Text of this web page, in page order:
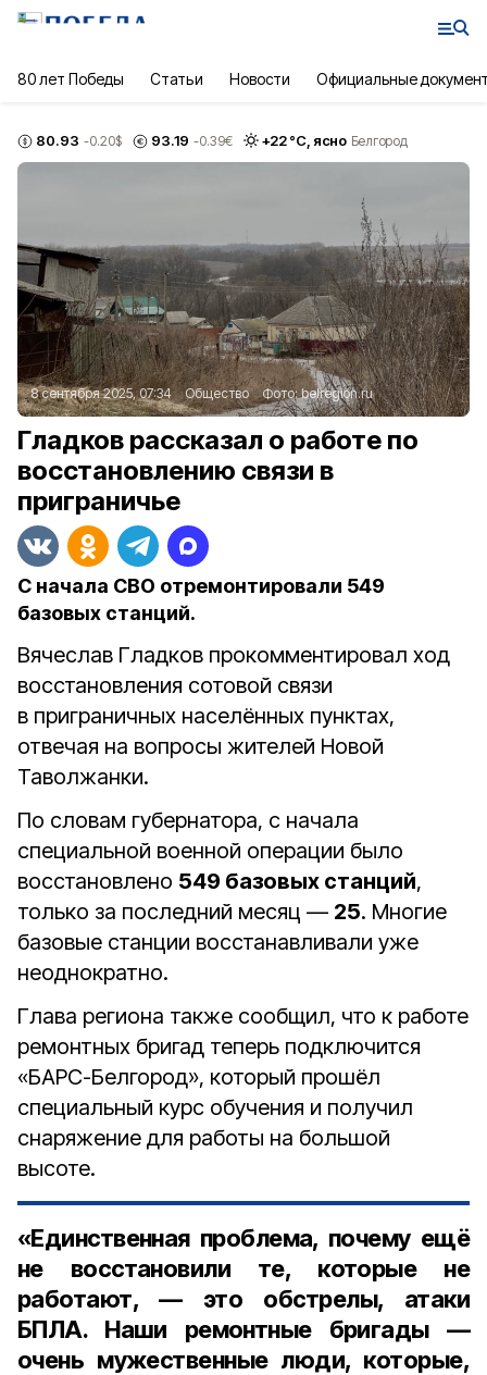
80 лет Победы Статьи Новости Официальные
80.93 -0.20$ 93.19 -0.39€ +22°С, ясно Белгород
8 сентября 2025, 07:34 Общество Фото:belregion.ru
Гладков рассказал о работе по
восстановлению связи в
приграничье
С начала СВО отремонтировали 549
базовых станций.
Вячеслав Гладков прокомментировал ход
восстановления сотовой связи
в приграничных населённых пунктах,
отвечая на вопросы жителей Новой
Таволжанки.
По словам губернатора, с начала
специальной военной операции было
восстановлено 549 базовых станций,
только за последний месяц — 25. Многие
базовые станции восстанавливали уже
неоднократно.
Глава региона также сообщил, что к работе
ремонтных бригад теперь подключится
«БАРС-Белгород», который прошёл
специальный курс обучения и получил
снаряжение для работы на большой
высоте.
«Единственная проблема, почему ещё
не восстановили те, которые не
работают, — это обстрелы, атаки
БПЛА. Наши ремонтные бригады —
очень мужественные люди, которые,